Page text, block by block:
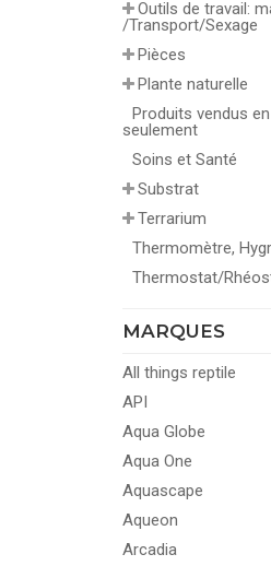
Outils de travail:
/Transport/Sexage
Pièces
Plante naturelle
Produits vendus
seulement
Soins et Santé
Substrat
Terrarium
Thermomètre,
Thermostat/
MARQUES
All things reptile
API
Aqua Globe
Aqua One
Aquascape
Aqueon
Arcadia